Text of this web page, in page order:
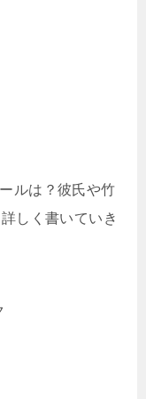
ルは？彼氏や竹
しく書いていき